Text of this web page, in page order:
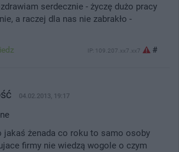
serdecznie - życzę dużo pracy
a raczej dla nas nie zabrakło -
IP: 109.207.xx7.xx7 #
04.02.2013, 19:17
jakaś żenada co roku to samo osoby
firmy nie wiedzą wogole o czym